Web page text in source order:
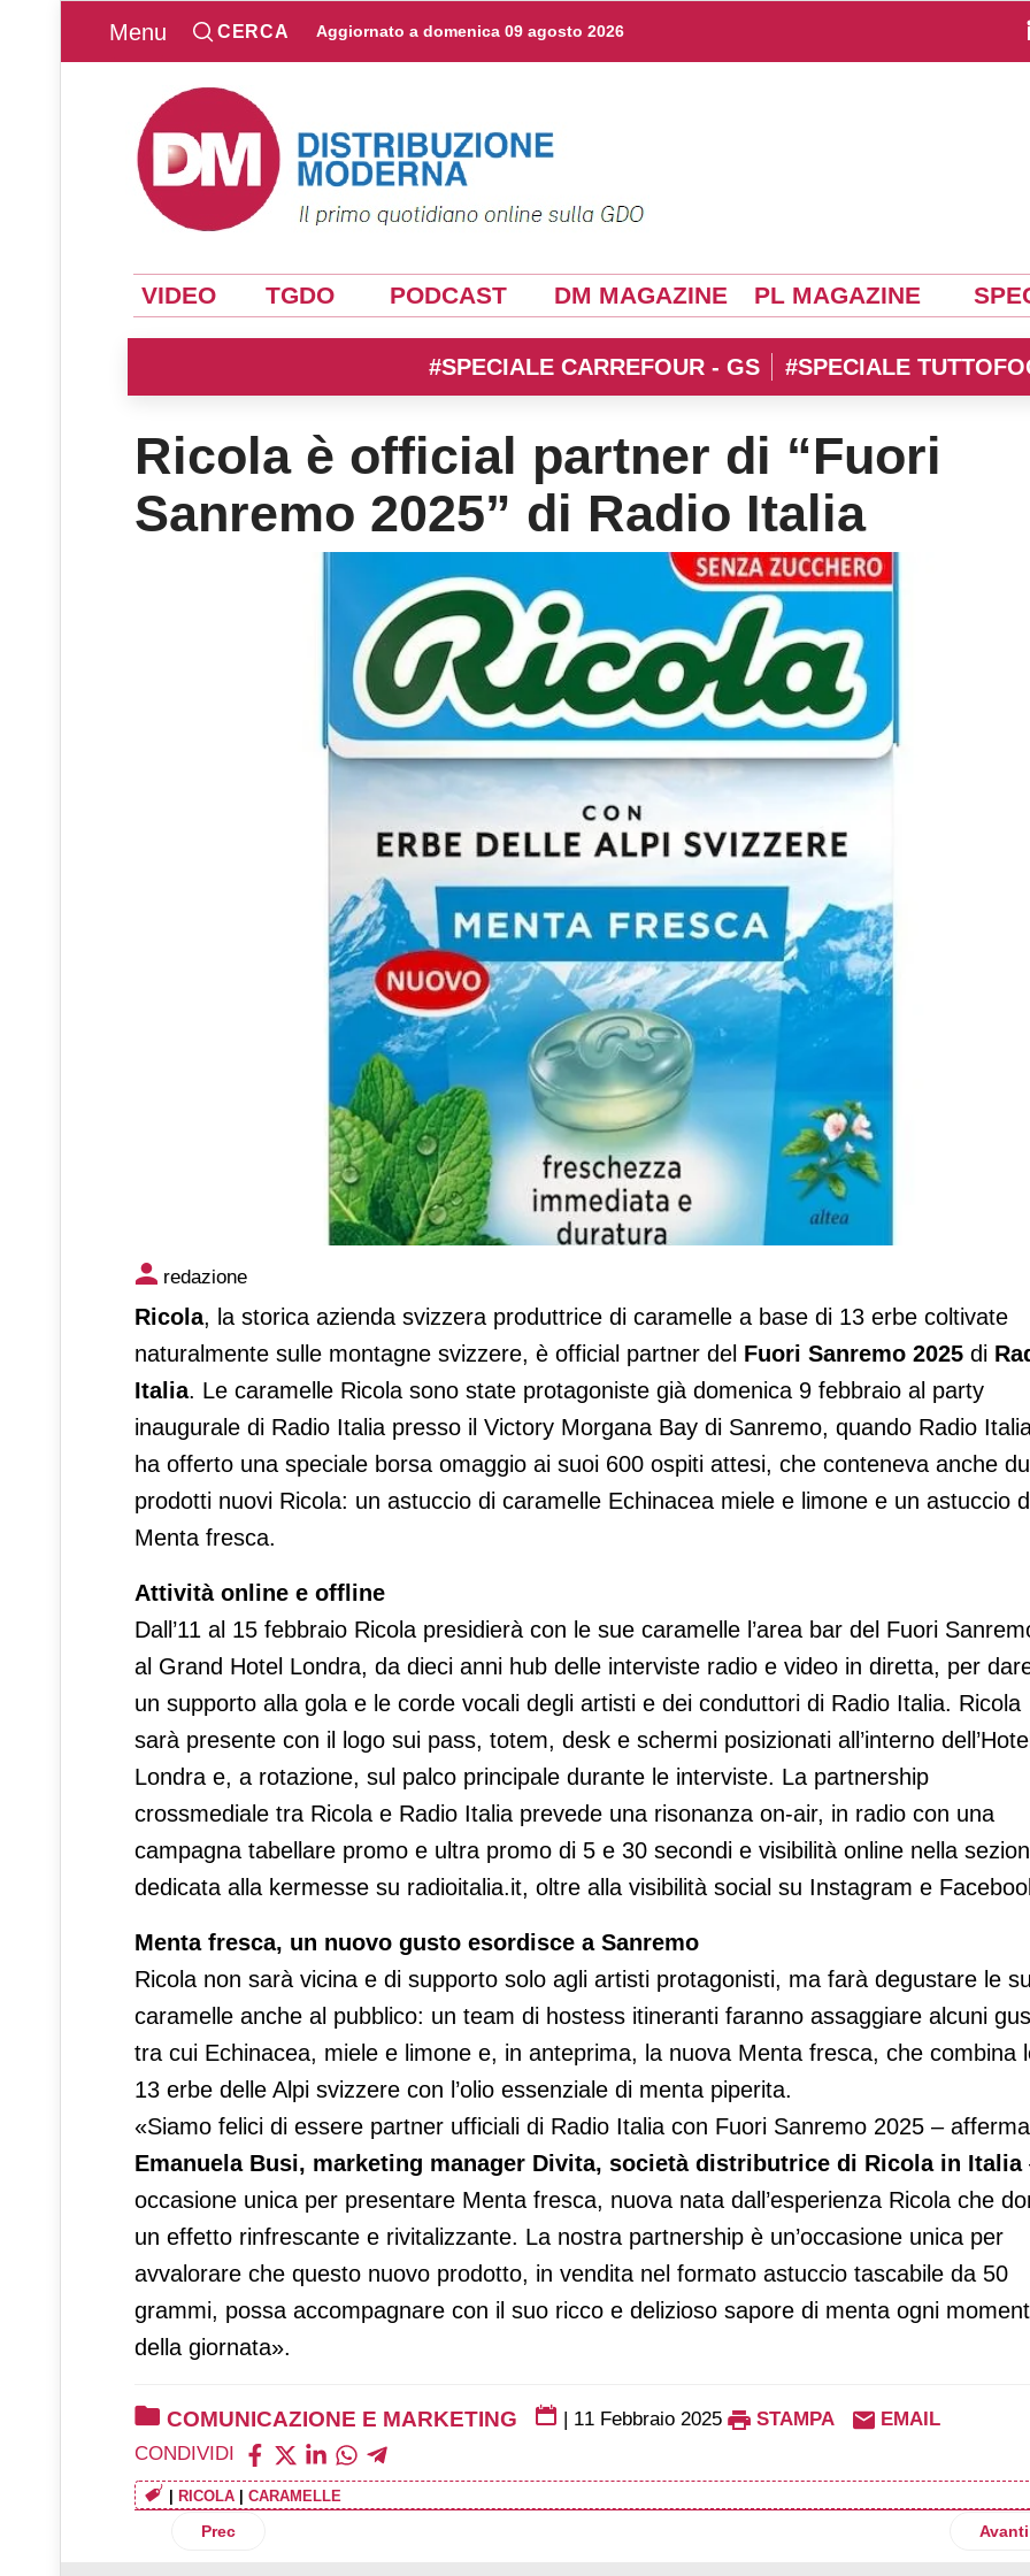
Menu CERCA Aggiornato a domenica 09 agosto 2026
VIDEO TGDO PODCAST DM MAGAZINE PL MAGAZINE
#SPECIALE CARREFOUR - GS #SPECIALE
Ricola è official partner di “Fuori
Sanremo 2025” di Radio Italia
Ricola è official partner di “Fuori Sanremo 2025” di Radio Italia
redazione
Ricola, la storica azienda svizzera produttrice di caramelle a base di 13 erbe coltivate
naturalmente sulle montagne svizzere, è official partner del Fuori Sanremo 2025 di
Italia. Le caramelle Ricola sono state protagoniste già domenica 9 febbraio al party
inaugurale di Radio Italia presso il Victory Morgana Bay di Sanremo, quando Radio
ha offerto una speciale borsa omaggio ai suoi 600 ospiti attesi, che conteneva anche
prodotti nuovi Ricola: un astuccio di caramelle Echinacea miele e limone e un astuccio
Menta fresca.
Attività online e offline
Dall’11 al 15 febbraio Ricola presidierà con le sue caramelle l’area bar del Fuori
al Grand Hotel Londra, da dieci anni hub delle interviste radio e video in diretta, per
un supporto alla gola e le corde vocali degli artisti e dei conduttori di Radio Italia. Ricola
sarà presente con il logo sui pass, totem, desk e schermi posizionati all’interno dell’Hotel
Londra e, a rotazione, sul palco principale durante le interviste. La partnership
crossmediale tra Ricola e Radio Italia prevede una risonanza on-air, in radio con una
campagna tabellare promo e ultra promo di 5 e 30 secondi e visibilità online nella
dedicata alla kermesse su radioitalia.it, oltre alla visibilità social su Instagram e
Menta fresca, un nuovo gusto esordisce a Sanremo
Ricola non sarà vicina e di supporto solo agli artisti protagonisti, ma farà degustare le
caramelle anche al pubblico: un team di hostess itineranti faranno assaggiare alcuni
tra cui Echinacea, miele e limone e, in anteprima, la nuova Menta fresca, che combina
13 erbe delle Alpi svizzere con l’olio essenziale di menta piperita.
«Siamo felici di essere partner ufficiali di Radio Italia con Fuori Sanremo 2025 – afferma
Emanuela Busi, marketing manager Divita, società distributrice di Ricola in Italia
occasione unica per presentare Menta fresca, nuova nata dall’esperienza Ricola che
un effetto rinfrescante e rivitalizzante. La nostra partnership è un’occasione unica per
avvalorare che questo nuovo prodotto, in vendita nel formato astuccio tascabile da 50
grammi, possa accompagnare con il suo ricco e delizioso sapore di menta ogni
della giornata».
COMUNICAZIONE E MARKETING 11 Febbraio 2025 STAMPA
EMAIL
CONDIVIDI
RICOLA CARAMELLE
Articolo precedente: Rigacuore La Molisana protagonista di una strategia retail a San Valentino
Prec Avanti